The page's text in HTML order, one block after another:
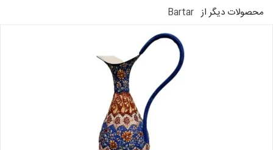
محصولات دیگر از Bartar